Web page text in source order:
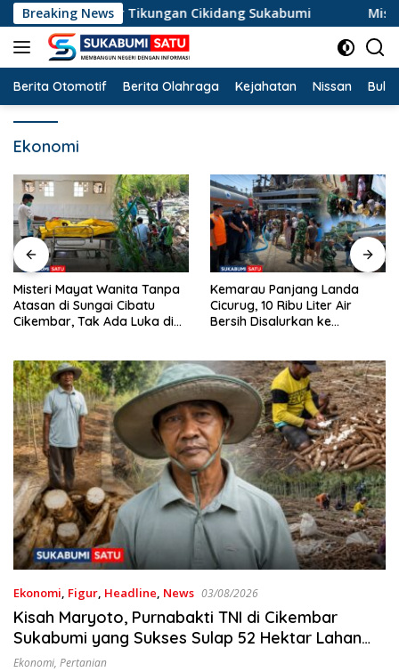
Langsung
ke
konten
Breaking News
di Jalur Tikungan Cikidang Sukabumi Misteri
Berita Otomotif Berita Olahraga Kejahatan Nissan
Ekonomi
Misteri Mayat Wanita Tanpa
Atasan di Sungai Cibatu
Cikembar, Tak Ada Luka di
Kemarau Panjang Landa
Cicurug, 10 Ribu Liter Air
Bersih Disalurkan ke
Ekonomi, Figur, Headline, News 03/08/2026
Kisah Maryoto, Purnabakti TNI di Cikembar
Sukabumi yang Sukses Sulap 52 Hektar Lahan
Jadi Kebun Singkong
Ekonomi, Pertanian